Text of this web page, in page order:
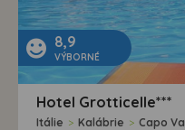
8,9
VÝBORNÉ
Hotel Grotticelle***
Itálie > Kalábrie > Capo